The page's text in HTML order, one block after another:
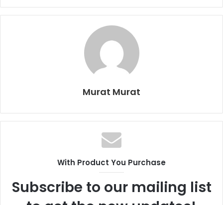
Murat Murat
With Product You Purchase
Subscribe to our mailing list